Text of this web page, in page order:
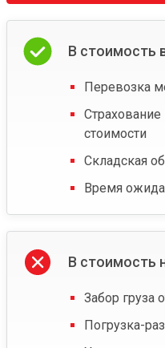
В стоимость
Перевозка
Страхование
стоимости
Складская
Время
В стоимость
Забор груза
Погрузка-